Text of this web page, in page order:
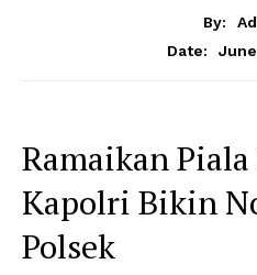
By:
Date:
Ramaikan
Kapolri Bikin
Polsek